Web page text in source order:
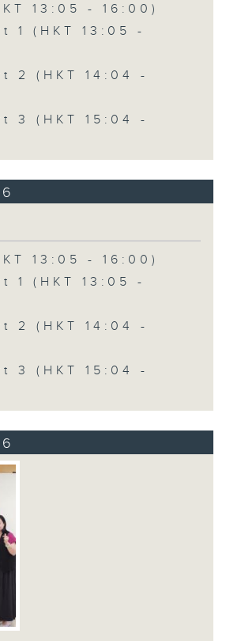
13:05 - 16:00)
1 (HKT 13:05 -
2 (HKT 14:04 -
3 (HKT 15:04 -
13:05 - 16:00)
1 (HKT 13:05 -
2 (HKT 14:04 -
3 (HKT 15:04 -